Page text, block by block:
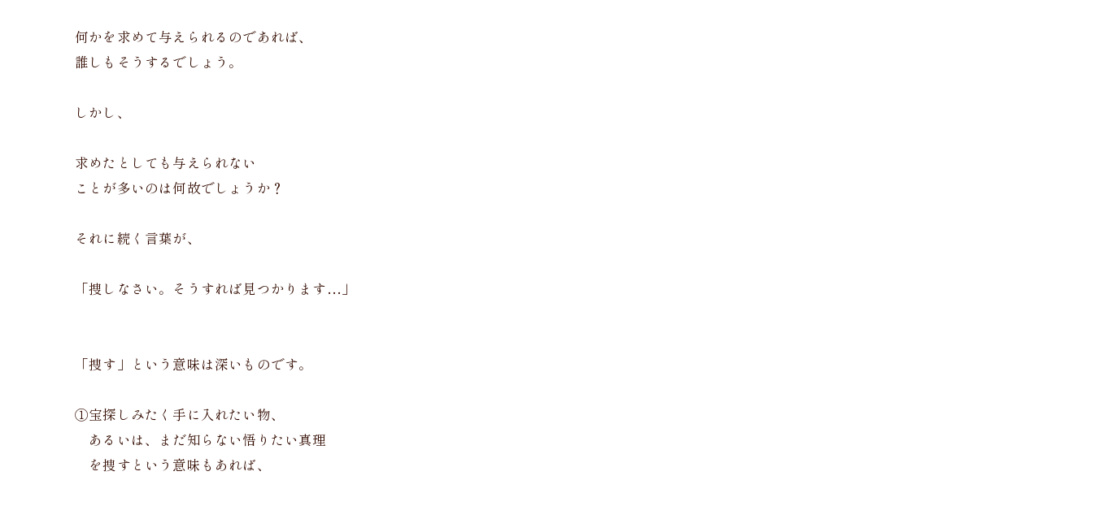
何かを求めて与えられるのであれば、
誰しもそうするでしょう。
しかし、
求めたとしても与えられない
ことが多いのは何故でしょうか？
それに続く言葉が、
「捜しなさい。そうすれば見つかります…」
「捜す」という意味は深いものです。
①宝探しみたく手に入れたい物、
あるいは、まだ知らない悟りたい真理
を捜すという意味もあれば、